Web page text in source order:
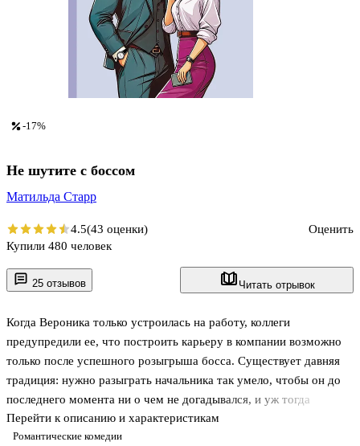
25 отзывов Читать отрывок
Романтические комедии
Когда Вероника только устроилась на работу, коллеги
предупредили ее, что построить карьеру в компании возможно
только после успешного розыгрыша босса. Существует давняя
традиция: нужно разыграть начальника так умело, чтобы он до
последнего момента ни о чем не догадывался, и уж тогда
креативность и предприимчивость нового сотрудника будут
оценены по достоинству. Вероника придумала блестящий план, в
Перейти к описанию и характеристикам
-17%
Не шутите с боссом
Матильда Старр
4.5(43 оценки)
Оценить
Купили 480 человек